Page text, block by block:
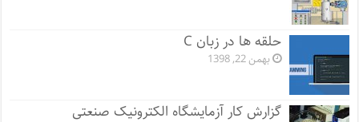
حلقه ها در زبان C
بهمن 22, 1398
گزارش کار آزمایشگاه الکترونیک صنعتی